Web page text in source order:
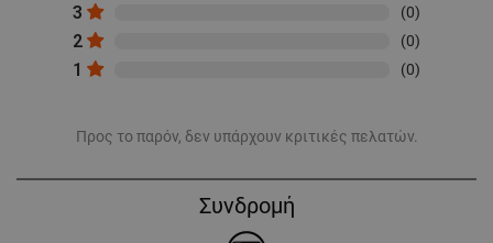
3 (0)
2 (0)
1 (0)
Προς το παρόν, δεν υπάρχουν κριτικές πελατών.
Συνδρομή